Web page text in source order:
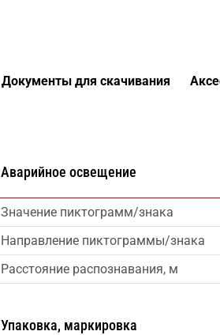
Документы для скачивания
Аварийное освещение
Значение пиктограмм/знака
Направление пиктограммы/знака
Расстояние распознавания, м
Упаковка, маркировка